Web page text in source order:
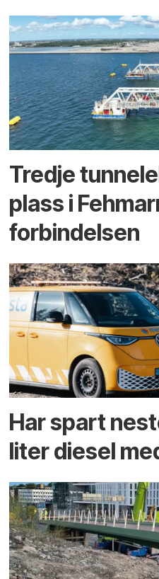
Tredje
plass i
forbindelsen
Har spart
liter diesel